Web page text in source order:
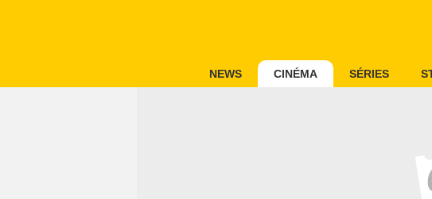
NEWS CINÉMA SÉRIES